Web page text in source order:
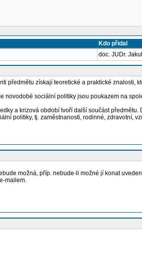
Kdo přidal
doc. JUDr.
předmětu získají teoretické a praktické znalosti,
novodobé sociální politiky jsou poukazem na
a krizová období tvoří další součást předmětu.
politiky, tj. zaměstnanosti, rodinné, zdravotní,
možná, příp. nebude-li možné jí konat
mailem.